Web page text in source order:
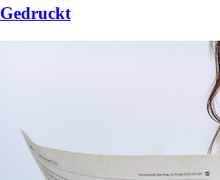
Gedruckt